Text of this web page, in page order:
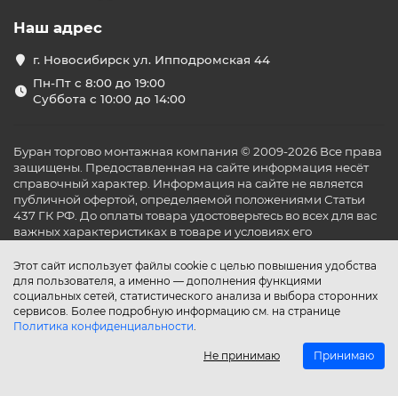
Этот сайт использует файлы cookie с целью повышения удобства
для пользователя, а именно — дополнения функциями
социальных сетей, статистического анализа и выбора сторонних
сервисов. Более подробную информацию см. на странице
Политика конфиденциальности.
Не принимаю Принимаю
Наш адрес
г. Новосибирск ул. Ипподромская 44
Пн-Пт с 8:00 до 19:00
Суббота с 10:00 до 14:00
Буран торгово монтажная компания © 2009-2026 Все права
защищены. Предоставленная на сайте информация несёт
справочный характер. Информация на сайте не является
публичной офертой, определяемой положениями Статьи
437 ГК РФ. До оплаты товара удостоверьтесь во всех для вас
важных характеристиках в товаре и условиях его